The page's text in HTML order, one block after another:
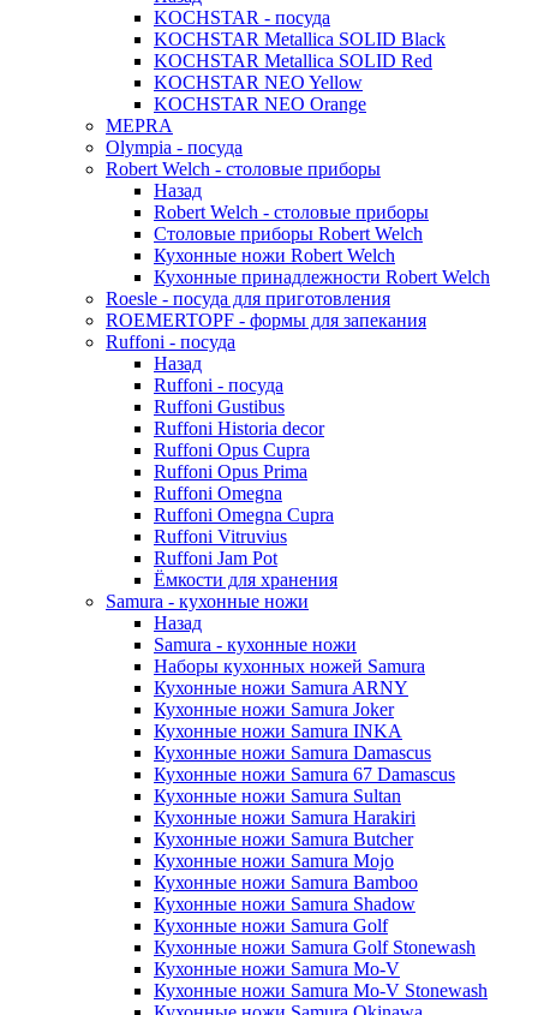
KOCHSTAR - посуда
KOCHSTAR Metallica SOLID Black
KOCHSTAR Metallica SOLID Red
KOCHSTAR NEO Yellow
KOCHSTAR NEO Orange
MEPRA
Olympia - посуда
Robert Welch - столовые приборы
Назад
Robert Welch - столовые приборы
Столовые приборы Robert Welch
Кухонные ножи Robert Welch
Кухонные принадлежности Robert Welch
Roesle - посуда для приготовления
ROEMERTOPF - формы для запекания
Ruffoni - посуда
Назад
Ruffoni - посуда
Ruffoni Gustibus
Ruffoni Historia decor
Ruffoni Opus Cupra
Ruffoni Opus Prima
Ruffoni Omegna
Ruffoni Omegna Cupra
Ruffoni Vitruvius
Ruffoni Jam Pot
Ёмкости для хранения
Samura - кухонные ножи
Назад
Samura - кухонные ножи
Наборы кухонных ножей Samura
Кухонные ножи Samura ARNY
Кухонные ножи Samura Joker
Кухонные ножи Samura INKA
Кухонные ножи Samura Damascus
Кухонные ножи Samura 67 Damascus
Кухонные ножи Samura Sultan
Кухонные ножи Samura Harakiri
Кухонные ножи Samura Butcher
Кухонные ножи Samura Mojo
Кухонные ножи Samura Bamboo
Кухонные ножи Samura Shadow
Кухонные ножи Samura Golf
Кухонные ножи Samura Golf Stonewash
Кухонные ножи Samura Mo-V
Кухонные ножи Samura Mo-V Stonewash